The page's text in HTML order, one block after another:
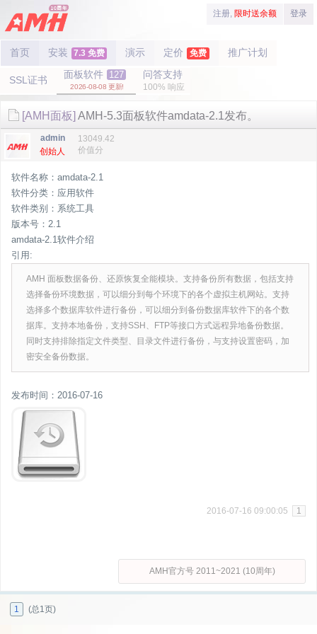
注册, 限时送余额 登录
首页 安装 7.3 免费 演示 定价 免费 推广计划
SSL证书 面板软件 127
2026-08-08 更新!
问答支持
100% 响应
[AMH面板] AMH-5.3面板软件amdata-2.1发布。
admin
创始人
13049.42
价值分
软件名称：amdata-2.1
软件分类：应用软件
软件类别：系统工具
版本号：2.1
amdata-2.1软件介绍
引用:
AMH 面板数据备份、还原恢复全能模块。支持备份所有数据，包括支持
选择备份环境数据，可以细分到每个环境下的各个虚拟主机网站。支持
选择多个数据库软件进行备份，可以细分到备份数据库软件下的各个数
据库。支持本地备份，支持SSH、FTP等接口方式远程异地备份数据。
同时支持排除指定文件类型、目录文件进行备份，与支持设置密码，加
密安全备份数据。
发布时间：2016-07-16
2016-07-16 09:00:05 1
AMH官方号 2011~2021 (10周年)
1 (总1页)